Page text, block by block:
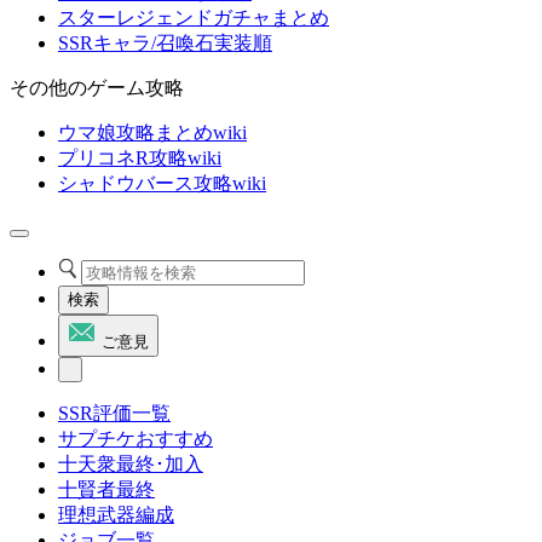
スターレジェンドガチャまとめ
SSRキャラ/召喚石実装順
その他のゲーム攻略
ウマ娘攻略まとめwiki
プリコネR攻略wiki
シャドウバース攻略wiki
検索
ご意見
SSR評価一覧
サプチケおすすめ
十天衆最終･加入
十賢者最終
理想武器編成